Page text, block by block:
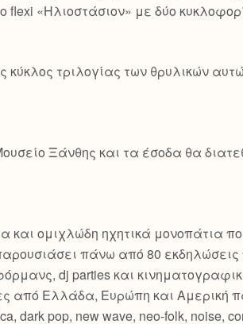
«Ηλιοστάσιον» με δύο
τριλογίας των θρυλικών
Ξάνθης και τα έσοδα θα
ομιχλώδη ηχητικά μονοπάτια
πάνω από 80
dj parties και
από Ελλάδα, Ευρώπη και Αμερική
dark pop, new wave, neo-folk, noise,